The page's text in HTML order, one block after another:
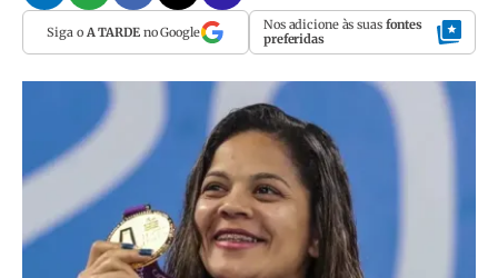
Siga o A TARDEno Google Nos adicione às suas fontes
preferidas